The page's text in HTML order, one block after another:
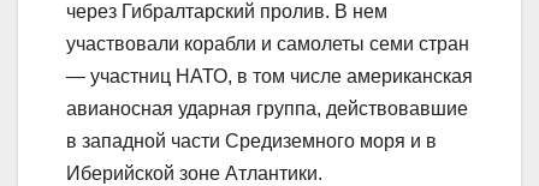
через Гибралтарский пролив. В нем
участвовали корабли и самолеты семи стран
— участниц НАТО, в том числе американская
авианосная ударная группа, действовавшие
в западной части Средиземного моря и в
Иберийской зоне Атлантики.